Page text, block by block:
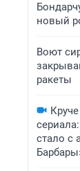
новый
Воют
ракеты
стало с